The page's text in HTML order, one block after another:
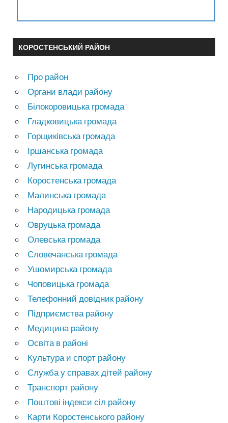
КОРОСТЕНСЬКИЙ РАЙОН
Про район
Органи влади району
Білокоровицька громада
Гладковицька громада
Горщиківська громада
Іршанська громада
Лугинська громада
Коростенська громада
Малинська громада
Народицька громада
Овруцька громада
Олевська громада
Словечанська громада
Ушомирська громада
Чоповицька громада
Телефонний довідник району
Підприємства району
Медицина району
Освіта в районі
Культура и спорт району
Служба у справах дітей району
Транспорт району
Поштові індекси сіл району
Карти Коростенського району